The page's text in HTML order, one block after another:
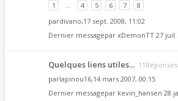
1
… 4 5 6 7
8
pardivano,17 sept. 2008, 11:02
Dernier messagepar xDemonTT 27 juil.
Quelques liens utiles...
parlapinou16,14 mars 2007, 00:15
Dernier messagepar kevin_hansen 28